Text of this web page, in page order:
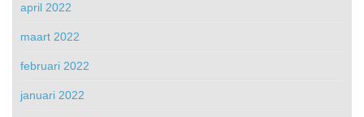
april 2022
maart 2022
februari 2022
januari 2022